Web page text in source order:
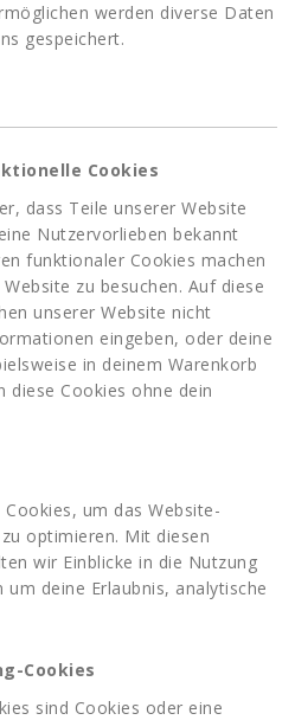
werden diverse Daten
gespeichert.
Cookies
dass Teile unserer Website
Nutzervorlieben bekannt
funktionaler Cookies machen
zu besuchen. Auf diese
unserer Website nicht
eingeben, oder deine
in deinem Warenkorb
diese Cookies ohne dein
um das Website-
optimieren. Mit diesen
wir Einblicke in die Nutzung
deine Erlaubnis, analytische
Cookies
sind Cookies oder eine